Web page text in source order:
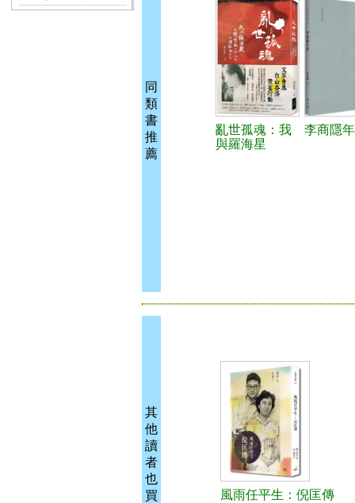
同
類
書
推
薦
亂世孤魂：我
與羅海星
李商隱
其
他
讀
者
也
買
風雨任平生：倪匡傳